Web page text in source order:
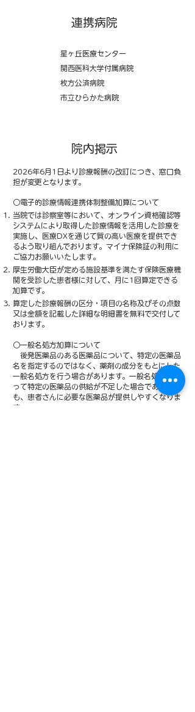
​連携病院
星ヶ丘医療センター
関西医科大学付属病院
枚方公済病院
市立ひらかた病院
院内掲示
2026年6月1日より診療報酬の改訂につき、窓口負
担が変更となります。
○電子的診療情報連携体制整備加算について
当院では診察室等において、オンライン資格確認等
システムにより取得した診療情報を活用した診療を
実施し、医療DXを通じて質の高い医療を提供でき
るよう取り組んでおります。マイナ保険証の利用に
ご協力お願いいたします。
厚生労働大臣が定める施設基準を満たす保険医療機
関を受診した患者様に対して、月に1回算定できる
加算です。
算定した診療報酬の区分・項目の名称及びその点数
又は金額を記載した詳細な明細書を無料で交付して
おります。
○一般名処方加算について
後発医薬品のある医薬品について、特定の医薬品
名を指定するのではなく、薬剤の成分をもとにした
一般名処方を行う場合があります。一般名処方によ
って特定の医薬品の供給が不足した場合であって
も、患者さんに必要な医薬品が提供しやすくなりま
す。